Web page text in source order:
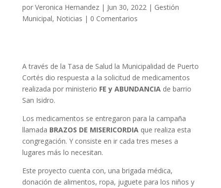
por Veronica Hernandez| Jun 30, 2022| Gestión
Municipal, Noticias | 0 Comentarios
A través de la Tasa de Salud la Municipalidad de Puerto
Cortés dio respuesta a la solicitud de medicamentos
realizada por ministerio FE y ABUNDANCIA de barrio
San Isidro.
Los medicamentos se entregaron para la campaña
llamada BRAZOS DE MISERICORDIAque realiza esta
congregación. Y consiste en ir cada tres meses a
lugares más lo necesitan.
Este proyecto cuenta con, una brigada médica,
donación de alimentos, ropa, juguete para los niños y